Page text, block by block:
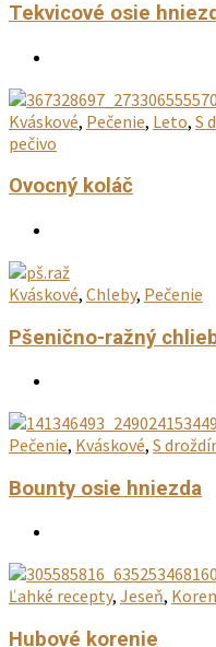
Tekvicové osie
Kváskové, Pečenie, Leto, S
pečivo
Ovocný koláč
Kváskové, Chleby, Pečenie
Pšenično-ražný
Pečenie, Kváskové, S
Bounty osie hniezda
Ľahké recepty, Jeseň,
Hubové korenie